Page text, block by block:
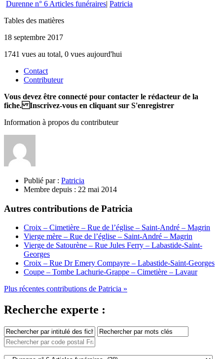
Durenne n° 6 Articles funéraires| Patricia
Tables des matières
18 septembre 2017
1741 vues au total, 0 vues aujourd'hui
Contact
Contributeur
Vous devez être connecté pour contacter le rédacteur de la
fiche. Inscrivez-vous en cliquant sur S'enregistrer
Information à propos du contributeur
Publié par : Patricia
Membre depuis : 22 mai 2014
Autres contributions de Patricia
Croix – Cimetière – Rue de l’église – Saint-André – Magrin
Vierge mère – Rue de l’église – Saint-André – Magrin
Vierge de Satourène – Rue Jules Ferry – Labastide-Saint-
Georges
Croix – Rue Dr Emery Compayre – Labastide-Saint-Georges
Coupe – Tombe Lachurie-Grappe – Cimetière – Lavaur
Plus récentes contributions de Patricia »
Recherche experte :